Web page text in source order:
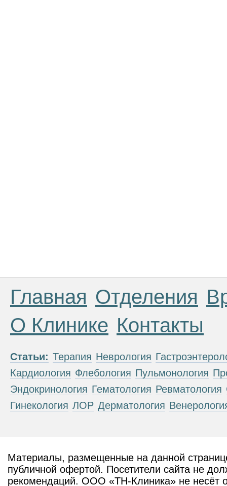
Главная Отделения
О Клинике Контакты
Статьи: Терапия Неврология
Кардиология Флебология Пульмонология
Эндокринология Гематология Ревматология
Гинекология ЛОР Дерматология
Материалы, размещенные на данной
публичной офертой. Посетители сайта не
рекомендаций. ООО «ТН-Клиника» не несёт